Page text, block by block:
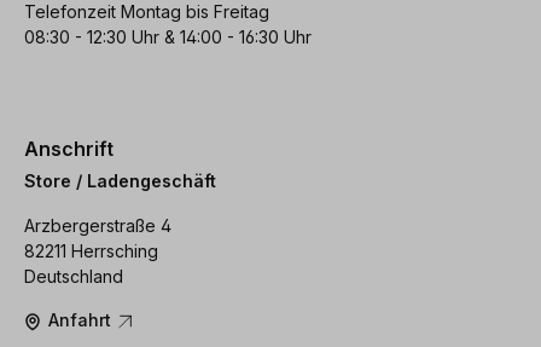
Telefonzeit Montag bis Freitag
08:30 - 12:30 Uhr & 14:00 - 16:30 Uhr
Anschrift
Store / Ladengeschäft
Arzbergerstraße 4
82211 Herrsching
Deutschland
Anfahrt